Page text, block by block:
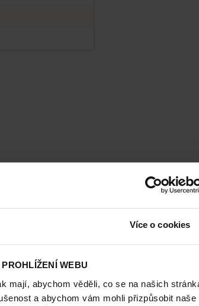
Více o cookies
WEBU
mají, abychom věděli, co se na našich
a abychom vám mohli přizpůsobit naše